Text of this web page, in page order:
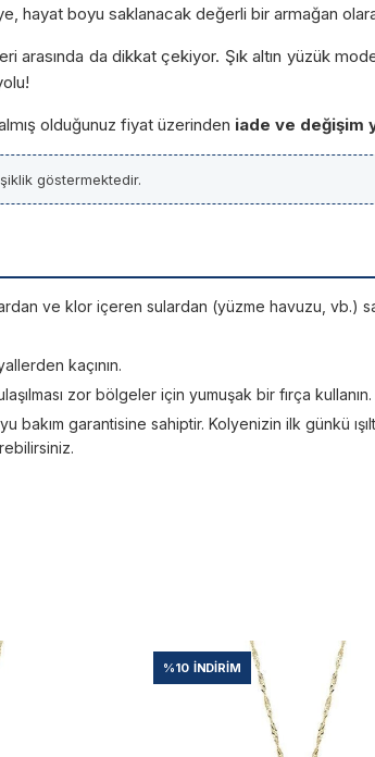
hayat boyu saklanacak değerli bir armağan
da dikkat çekiyor. Şık altın yüzük
olduğunuz fiyat üzerinden iade ve değişim
göstermektedir.
ve klor içeren sulardan (yüzme havuzu, vb.)
kaçının.
zor bölgeler için yumuşak bir fırça kullanın.
bakım garantisine sahiptir. Kolyenizin ilk günkü
%10 İNDIRIM